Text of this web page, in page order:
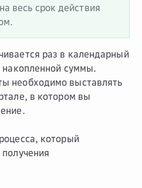
весь срок действия
раз в календарный
накопленной суммы.
необходимо выставлять
в котором вы
который